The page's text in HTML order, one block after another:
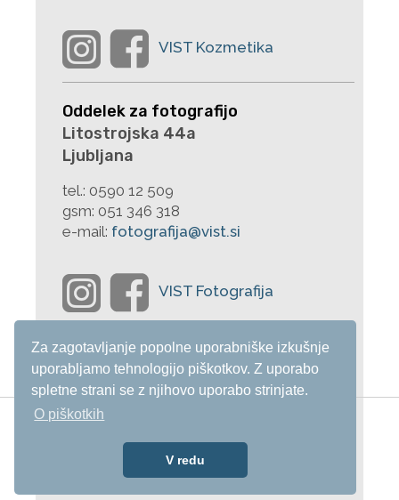
Za zagotavljanje popolne uporabniške izkušnje
uporabljamo tehnologijo piškotkov. Z uporabo
spletne strani se z njihovo uporabo strinjate.
O piškotkih
V redu
Oddelek za fotografijo
Litostrojska 44a
Ljubljana
tel.: 0590 12 509
gsm: 051 346 318
e-mail: fotografija@vist.si
Alumni e-Referat